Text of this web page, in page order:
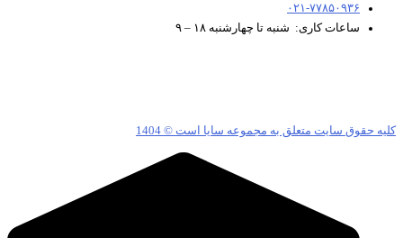
۰۲۱-۷۷۸۵۰۹۳۶
ساعات کاری: شنبه تا چهارشنبه ۱۸ – ۹
حقوق سایت متعلق به مجموعه سایا است © 1404